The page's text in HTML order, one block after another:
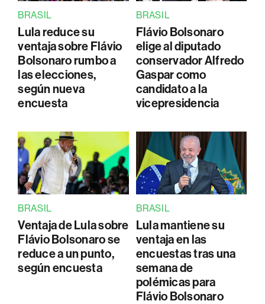
BRASIL
Lula reduce su
ventaja sobre Flávio
Bolsonaro rumbo a
las elecciones,
según nueva
encuesta
BRASIL
Flávio Bolsonaro
elige al diputado
conservador Alfredo
Gaspar como
candidato a la
vicepresidencia
BRASIL
Ventaja de Lula sobre
Flávio Bolsonaro se
reduce a un punto,
según encuesta
BRASIL
Lula mantiene su
ventaja en las
encuestas tras una
semana de
polémicas para
Flávio Bolsonaro